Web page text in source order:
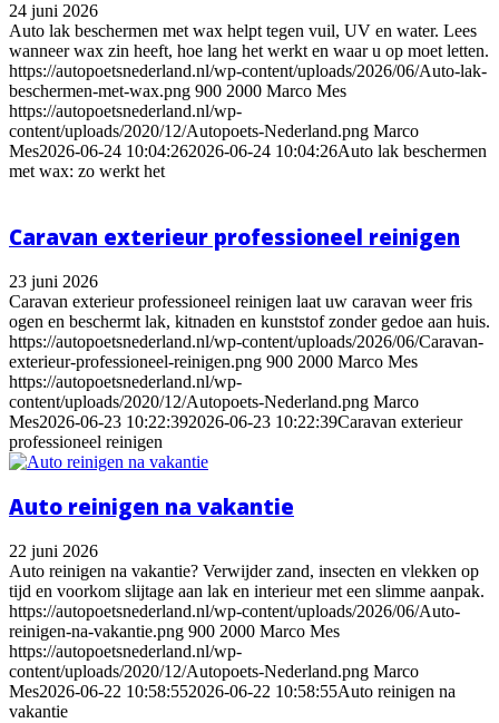
24 juni 2026
Auto lak beschermen met wax helpt tegen vuil, UV en water. Lees
wanneer wax zin heeft, hoe lang het werkt en waar u op moet letten.
https://autopoetsnederland.nl/wp-content/uploads/2026/06/Auto-lak-
beschermen-met-wax.png 900 2000 Marco Mes
https://autopoetsnederland.nl/wp-
content/uploads/2020/12/Autopoets-Nederland.png Marco
Mes2026-06-24 10:04:262026-06-24 10:04:26Auto lak beschermen
met wax: zo werkt het
Caravan exterieur professioneel reinigen
23 juni 2026
Caravan exterieur professioneel reinigen laat uw caravan weer fris
ogen en beschermt lak, kitnaden en kunststof zonder gedoe aan huis.
https://autopoetsnederland.nl/wp-content/uploads/2026/06/Caravan-
exterieur-professioneel-reinigen.png 900 2000 Marco Mes
https://autopoetsnederland.nl/wp-
content/uploads/2020/12/Autopoets-Nederland.png Marco
Mes2026-06-23 10:22:392026-06-23 10:22:39Caravan exterieur
professioneel reinigen
Auto reinigen na vakantie
22 juni 2026
Auto reinigen na vakantie? Verwijder zand, insecten en vlekken op
tijd en voorkom slijtage aan lak en interieur met een slimme aanpak.
https://autopoetsnederland.nl/wp-content/uploads/2026/06/Auto-
reinigen-na-vakantie.png 900 2000 Marco Mes
https://autopoetsnederland.nl/wp-
content/uploads/2020/12/Autopoets-Nederland.png Marco
Mes2026-06-22 10:58:552026-06-22 10:58:55Auto reinigen na
vakantie